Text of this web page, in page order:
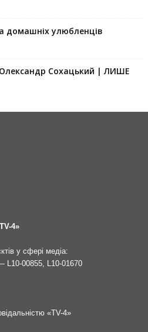
домашніх улюбленців
Сохацький | ЛИШЕ
4»
у сфері медіа:
L10-00855, L10-01670
«TV-4»